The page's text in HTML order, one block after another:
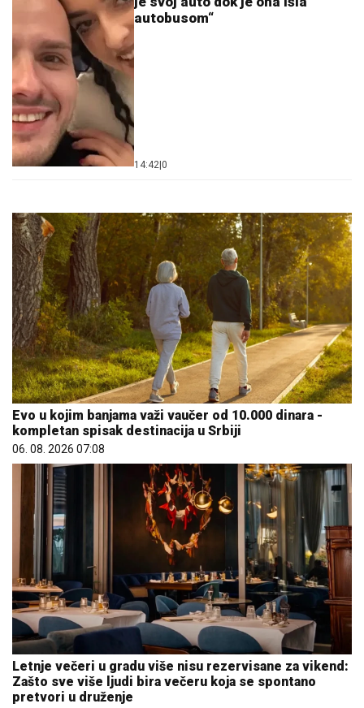
autobusom“
14:42 0
Evo u kojim banjama važi vaučer od 10.000 dinara -
kompletan spisak destinacija u Srbiji
06. 08. 2026 07:08
Letnje večeri u gradu više nisu rezervisane za vikend:
Zašto sve više ljudi bira večeru koja se spontano
pretvori u druženje